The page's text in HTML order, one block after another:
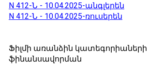
N 412-Ն - 10.04.2025-անգլերեն
N 412-Ն - 10.04.2025-ռուսերեն
Ֆիլմի առանձին
ֆինանսավորման